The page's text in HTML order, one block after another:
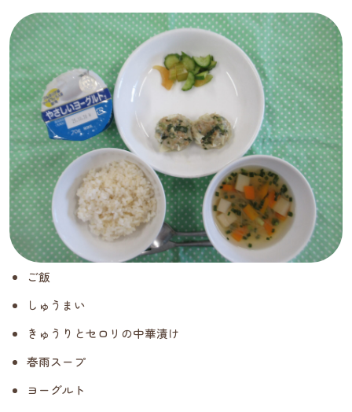
ご飯
しゅうまい
きゅうりとセロリの中華漬け
春雨スープ
ヨーグルト